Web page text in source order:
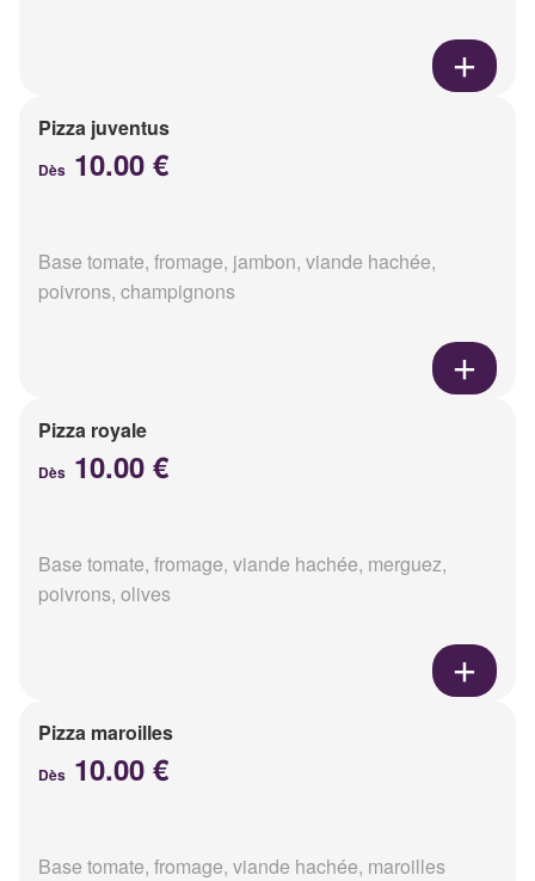
Pizza juventus
Dès 10.00 €
Base tomate, fromage, jambon, viande hachée,
poivrons, champignons
Pizza royale
Dès 10.00 €
Base tomate, fromage, viande hachée, merguez,
poivrons, olives
Pizza maroilles
Dès 10.00 €
Base tomate, fromage, viande hachée, maroilles